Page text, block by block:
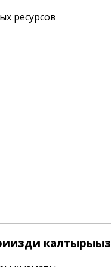
ресурсов
калтырыңыз